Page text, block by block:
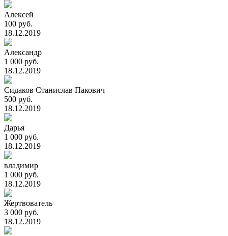
Алексей
100 руб.
18.12.2019
Александр
1 000 руб.
18.12.2019
Сидаков Станислав Пакович
500 руб.
18.12.2019
Дарья
1 000 руб.
18.12.2019
владимир
1 000 руб.
18.12.2019
Жертвователь
3 000 руб.
18.12.2019